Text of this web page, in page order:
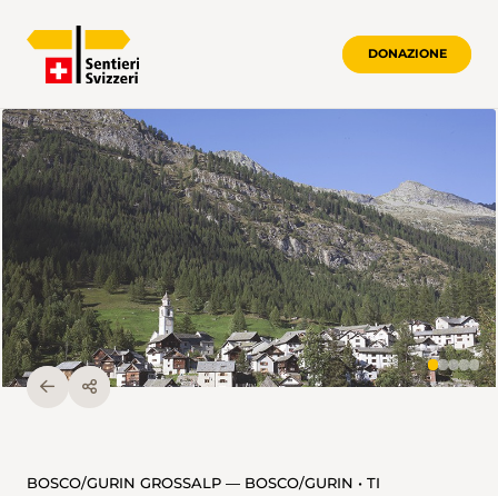
DONAZIONE
BOSCO/GURIN GROSSALP — BOSCO/GURIN • TI